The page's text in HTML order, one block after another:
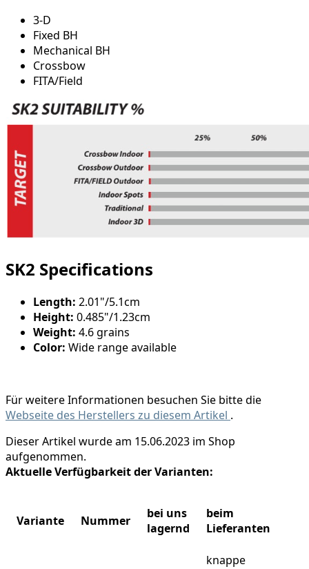
3-D
Fixed BH
Mechanical BH
Crossbow
FITA/Field
SK2 Specifications
Length: 2.01"/5.1cm
Height: 0.485"/1.23cm
Weight: 4.6 grains
Color: Wide range available
Für weitere Informationen besuchen Sie bitte die
Webseite des Herstellers zu diesem Artikel .
Dieser Artikel wurde am 15.06.2023 im Shop
aufgenommen.
Aktuelle Verfügbarkeit der Varianten:
Variante Nummer
bei uns
lagernd
beim
Lieferanten
knappe